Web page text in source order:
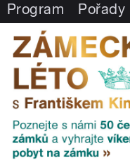
Program Pořady